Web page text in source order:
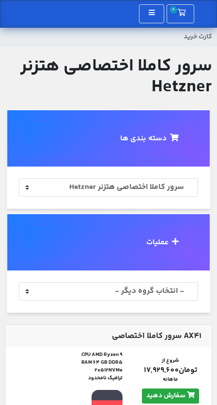
0
کارت خرید
کارت خرید
سرور کاملا اختصاصی هتزنر
Hetzner
دسته بندی ها
عملیات
AX41 سرور کاملا اختصاصی
CPU AMD Ryzen 9
RAM 64 GB DDR5
2x512NVMe
ترافیک نامحدود
شروع از
تومان17,929,600
ماهانه
سفارش دهید